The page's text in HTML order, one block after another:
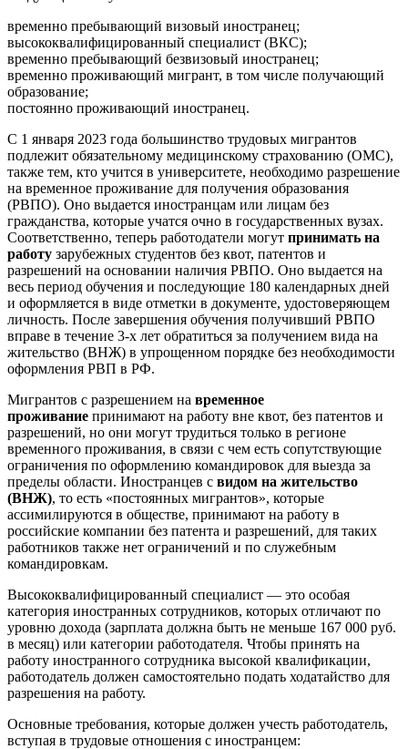
временно пребывающий визовый иностранец;
высококвалифицированный специалист (ВКС);
временно пребывающий безвизовый иностранец;
временно проживающий мигрант, в том числе получающий
образование;
постоянно проживающий иностранец.
С 1 января 2023 года большинство трудовых мигрантов
подлежит обязательному медицинскому страхованию (ОМС),
также тем, кто учится в университете, необходимо разрешение
на временное проживание для получения образования
(РВПО). Оно выдается иностранцам или лицам без
гражданства, которые учатся очно в государственных вузах.
Соответственно, теперь работодатели могут принимать на
работу зарубежных студентов без квот, патентов и
разрешений на основании наличия РВПО. Оно выдается на
весь период обучения и последующие 180 календарных дней
и оформляется в виде отметки в документе, удостоверяющем
личность. После завершения обучения получивший РВПО
вправе в течение 3-х лет обратиться за получением вида на
жительство (ВНЖ) в упрощенном порядке без необходимости
оформления РВП в РФ.
Мигрантов с разрешением на временное
проживание принимают на работу вне квот, без патентов и
разрешений, но они могут трудиться только в регионе
временного проживания, в связи с чем есть сопутствующие
ограничения по оформлению командировок для выезда за
пределы области. Иностранцев с видом на жительство
(ВНЖ), то есть «постоянных мигрантов», которые
ассимилируются в обществе, принимают на работу в
российские компании без патента и разрешений, для таких
работников также нет ограничений и по служебным
командировкам.
Высококвалифицированный специалист — это особая
категория иностранных сотрудников, которых отличают по
уровню дохода (зарплата должна быть не меньше 167 000 руб.
в месяц) или категории работодателя. Чтобы принять на
работу иностранного сотрудника высокой квалификации,
работодатель должен самостоятельно подать ходатайство для
разрешения на работу.
Основные требования, которые должен учесть работодатель,
вступая в трудовые отношения с иностранцем: